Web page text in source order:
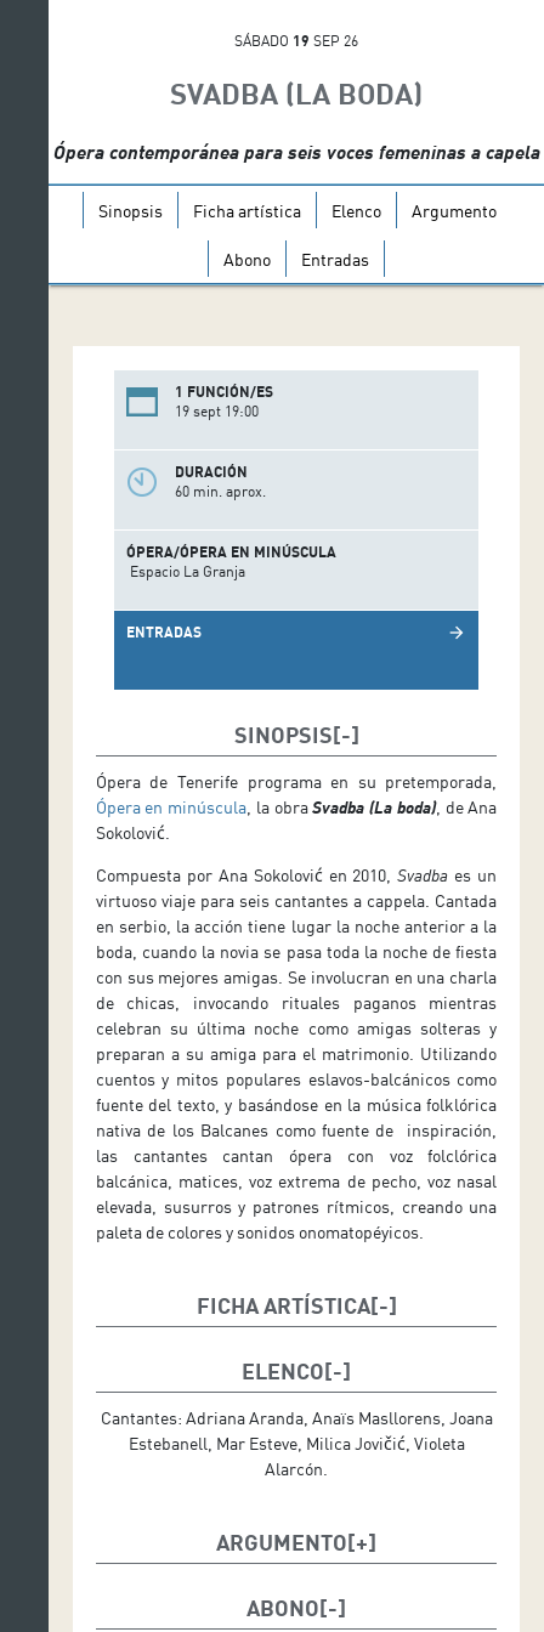
SÁBADO 19 SEP 26
SVADBA (LA BODA)
Ópera contemporánea para seis voces femeninas a capela
Sinopsis Ficha artística Elenco Argumento
Abono Entradas
1 FUNCIÓN/ES
19 sept 19:00
DURACIÓN
60 min. aprox.
ÓPERA/ÓPERA EN MINÚSCULA
Espacio La Granja
ENTRADAS arrow_forward
SINOPSIS
Ópera de Tenerife programa en su pretemporada,
Ópera en minúscula , la obraSvadba (La boda), de Ana
Sokolović.
Compuesta por Ana Sokolović en 2010,Svadba es un
virtuoso viaje para seis cantantes a cappela. Cantada
en serbio, la acción tiene lugar la noche anterior a la
boda, cuando la novia se pasa toda la noche de fiesta
con sus mejores amigas. Se involucran en una charla
de chicas, invocando rituales paganos mientras
celebran su última noche como amigas solteras y
preparan a su amiga para el matrimonio. Utilizando
cuentos y mitos populares eslavos-balcánicos como
fuente del texto, y basándose en la música folklórica
nativa de los Balcanes como fuente de inspiración,
las cantantes cantan ópera con voz folclórica
balcánica, matices, voz extrema de pecho, voz nasal
elevada, susurros y patrones rítmicos, creando una
paleta de colores y sonidos onomatopéyicos.
FICHA ARTÍSTICA
Dirección musical: Juan Jurado
Diseño de iluminación: Ernest Fuster
Espacio escénico: Joan Jorba
Diseño de vestuario: Olivier Grau
Ayudante de dirección: David de Julio
ELENCO
Cantantes: Adriana Aranda, Anaïs Masllorens, Joana
Estebanell, Mar Esteve, Milica Jovičić, Violeta
Alarcón.
ARGUMENTO
poéticamente las tradiciones y rituales de la noche
anterior al matrimonio. Milica, la novia, se prepara
ABONO